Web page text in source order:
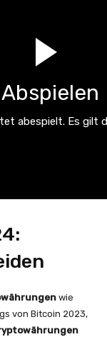
Abspielen
abespielt. Es gilt
wie
von Bitcoin 2023,